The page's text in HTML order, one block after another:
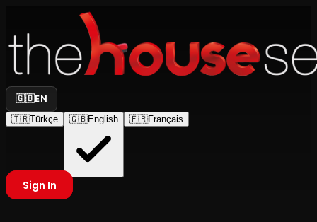
🇬🇧EN
🇹🇷Türkçe 🇬🇧English 🇫🇷Français
Sign In